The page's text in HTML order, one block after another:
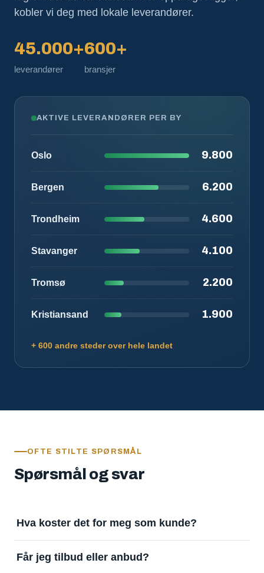
kobler vi deg med lokale leverandører.
45.000+
leverandører
600+
bransjer
AKTIVE LEVERANDØRER PER BY
Oslo 9.800
Bergen 6.200
Trondheim 4.600
Stavanger 4.100
Tromsø 2.200
Kristiansand 1.900
+ 600 andre steder over hele landet
OFTE STILTE SPØRSMÅL
Spørsmål og svar
Hva koster det for meg som kunde?
å motta svar. Tjenesten finansieres av
Får jeg tilbud eller anbud?